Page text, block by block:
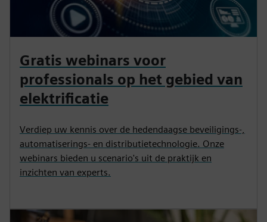
Gratis webinars voor
professionals op het gebied van
elektrificatie
Verdiep uw kennis over de hedendaagse beveiligings-,
automatiserings- en distributietechnologie. Onze
webinars bieden u scenario's uit de praktijk en
inzichten van experts.